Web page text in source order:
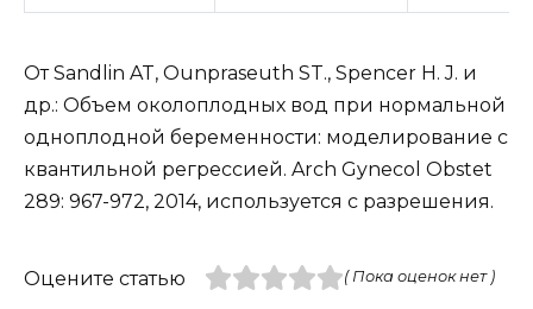
От Sandlin AT, Ounpraseuth ST., Spencer H. J. и
др.: Объем околоплодных вод при нормальной
одноплодной беременности: моделирование с
квантильной регрессией. Arch Gynecol Obstet
289: 967-972, 2014, используется с разрешения.
Оцените статью ( Пока оценок нет )